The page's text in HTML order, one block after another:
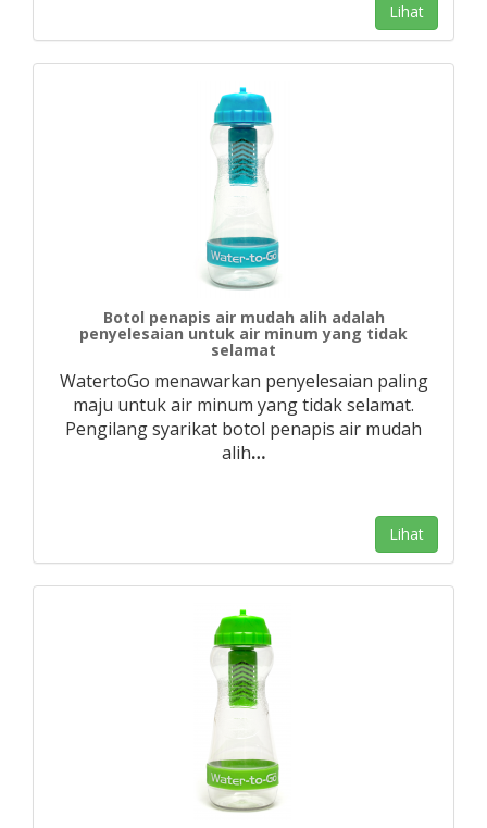
Lihat
Botol penapis air mudah alih adalah
penyelesaian untuk air minum yang tidak
selamat
WatertoGo menawarkan penyelesaian paling
maju untuk air minum yang tidak selamat.
Pengilang syarikat botol penapis air mudah
alih…
Lihat